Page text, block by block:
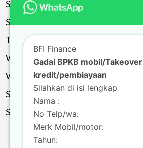
Sragen
Solo
Temanggung
Wonogiri
Wonosobo
Salatiga
Surakarta
BFI Finance
Gadai BPKB mobil/Takeover
kredit/pembiayaan
Silahkan di isi lengkap
Nama :
No Telp/wa:
Merk Mobil/motor:
Tahun: